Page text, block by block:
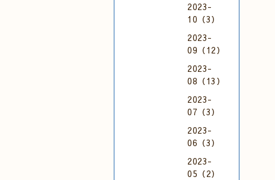
2023-
10（3）
2023-
09（12）
2023-
08（13）
2023-
07（3）
2023-
06（3）
2023-
05（2）